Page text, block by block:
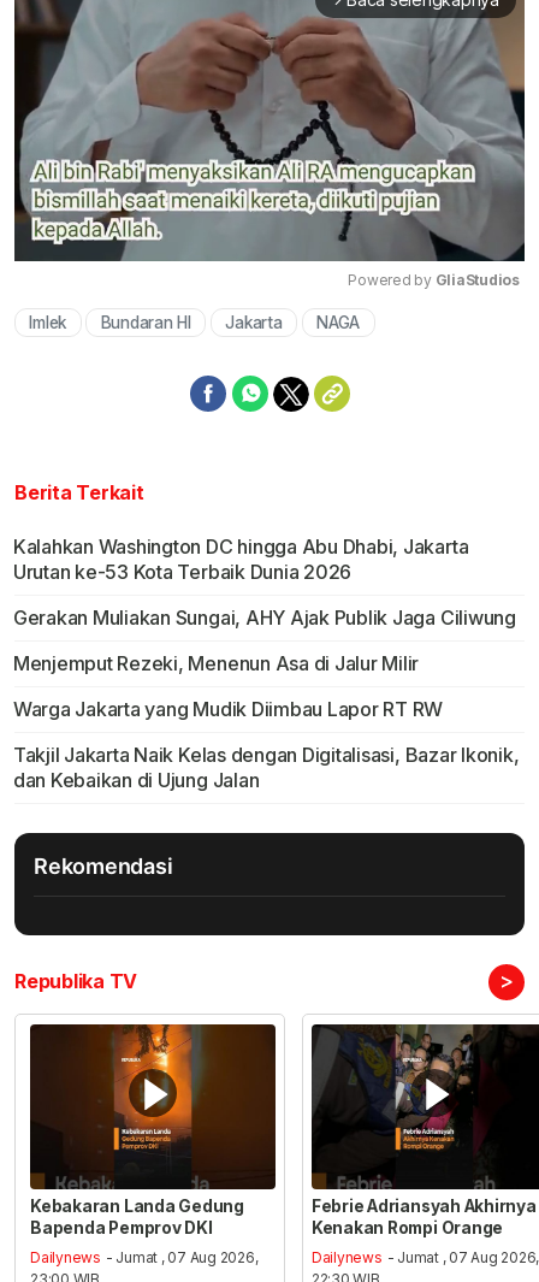
Powered by GliaStudios
Imlek Bundaran HI Jakarta NAGA
Berita Terkait
Kalahkan Washington DC hingga Abu Dhabi, Jakarta
Urutan ke-53 Kota Terbaik Dunia 2026
Gerakan Muliakan Sungai, AHY Ajak Publik Jaga Ciliwung
Menjemput Rezeki, Menenun Asa di Jalur Milir
Warga Jakarta yang Mudik Diimbau Lapor RT RW
Takjil Jakarta Naik Kelas dengan Digitalisasi, Bazar Ikonik,
dan Kebaikan di Ujung Jalan
Rekomendasi
Republika TV >
Kebakaran Landa Gedung
Bapenda Pemprov DKI
Dailynews - Jumat , 07 Aug 2026,
Febrie Adriansyah Akhirnya
Kenakan Rompi Orange
Dailynews - Jumat , 07 Aug 2026,